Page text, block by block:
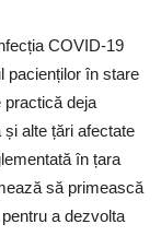
COVID-19
pacienților în stare
practică deja
alte țări afectate
în țara
să primească
a dezvolta